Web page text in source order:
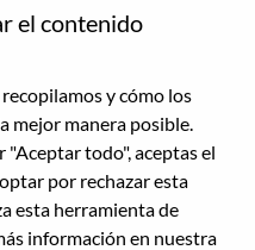
el contenido
y cómo los
mejor manera posible.
todo", aceptas el
por rechazar esta
esta herramienta de
información en nuestra